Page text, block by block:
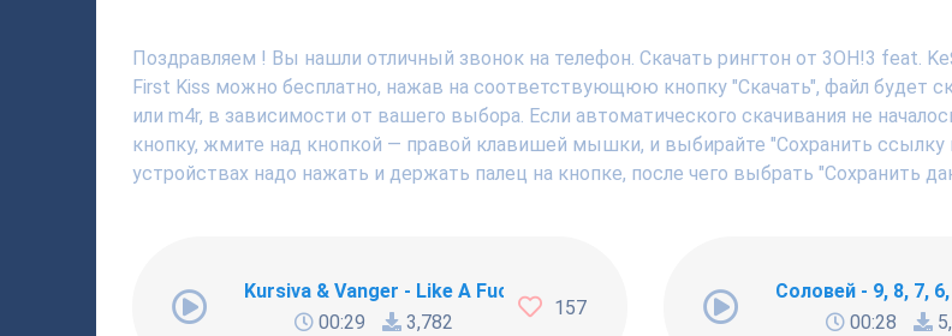
Поздравляем ! Вы нашли отличный звонок на телефон. Скачать рингтон от 3OH!3 feat.
First Kiss можно бесплатно, нажав на соответствующюю кнопку "Скачать", файл будет
или m4r, в зависимости от вашего выбора. Если автоматического скачивания не
кнопку, жмите над кнопкой — правой клавишей мышки, и выбирайте "Сохранить ссылку
устройствах надо нажать и держать палец на кнопке, после чего выбрать "Сохранить
Kursiva & Vanger - Like A Fucking Newbie
00:29
3,782
157
Соловей - 9, 8, 7,
00:28